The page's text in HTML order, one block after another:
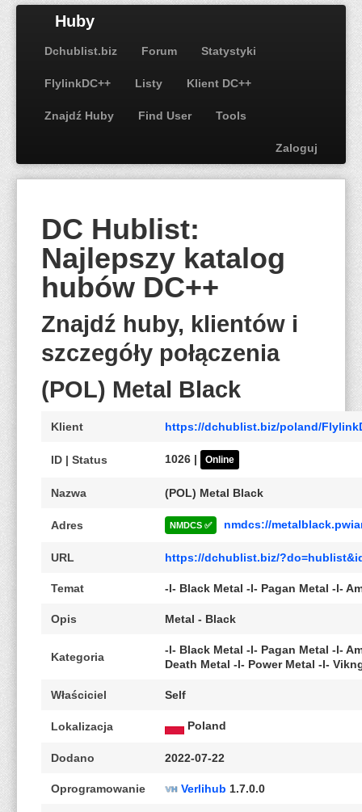
Huby
Dchublist.biz Forum Statystyki
FlylinkDC++ Listy Klient DC++
Znajdź Huby Find User Tools
Zaloguj
DC Hublist:
Najlepszy katalog
hubów DC++
Znajdź huby, klientów i
szczegóły połączenia
(POL) Metal Black
Klient https://dchublist.biz/poland/
ID | Status 1026 | Online
Nazwa (POL) Metal Black
Adres NMDCS ✅ nmdcs://
URL https://dchublist.biz/
Temat -l- Black Metal -l- Pagan Metal -l-
Opis Metal - Black
Kategoria
-l- Black Metal -l- Pagan Metal -l-
Death Metal -l- Power Metal -l-
Właściciel Self
Lokalizacja Poland
Dodano 2022-07-22
Oprogramowanie Verlihub 1.7.0.0